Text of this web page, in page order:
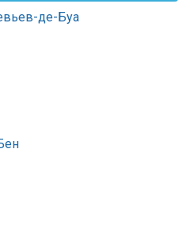
де-Буа